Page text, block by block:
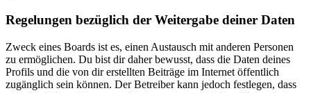
Regelungen bezüglich der Weitergabe deiner Daten
Zweck eines Boards ist es, einen Austausch mit anderen Personen
zu ermöglichen. Du bist dir daher bewusst, dass die Daten deines
Profils und die von dir erstellten Beiträge im Internet öffentlich
zugänglich sein können. Der Betreiber kann jedoch festlegen, dass